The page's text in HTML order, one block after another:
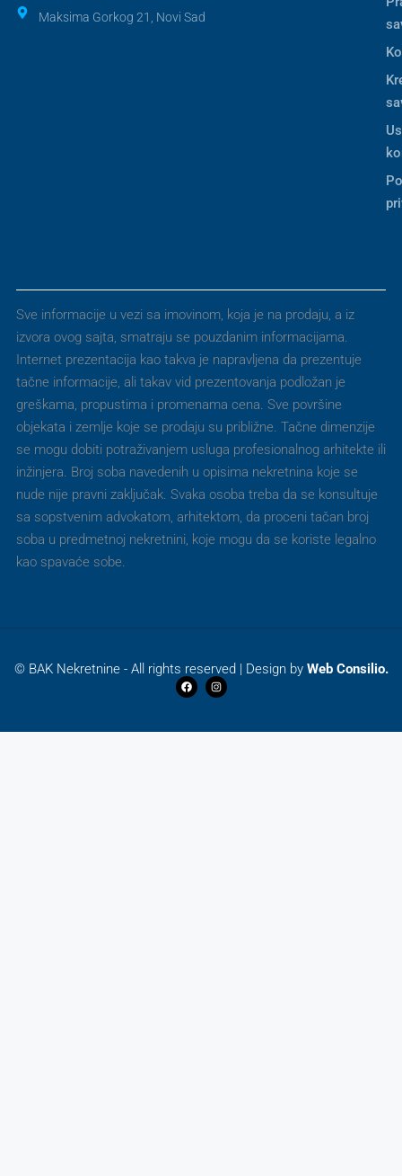
Maksima Gorkog 21, Novi Sad
Sve informacije u vezi sa imovinom, koja je na prodaju, a iz
izvora ovog sajta, smatraju se pouzdanim informacijama.
Internet prezentacija kao takva je napravljena da prezentuje
tačne informacije, ali takav vid prezentovanja podložan je
greškama, propustima i promenama cena. Sve površine
objekata i zemlje koje se prodaju su približne. Tačne dimenzije
se mogu dobiti potraživanjem usluga profesionalnog arhitekte ili
inžinjera. Broj soba navedenih u opisima nekretnina koje se
nude nije pravni zaključak. Svaka osoba treba da se konsultuje
sa sopstvenim advokatom, arhitektom, da proceni tačan broj
soba u predmetnoj nekretnini, koje mogu da se koriste legalno
kao spavaće sobe.
© BAK Nekretnine - All rights reserved | Design by Web Consilio.